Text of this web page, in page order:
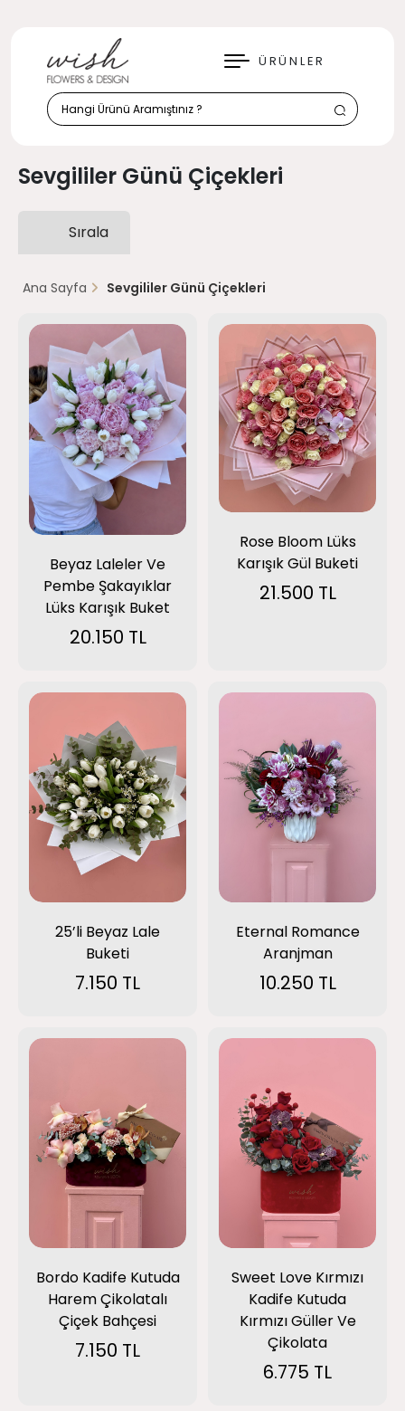
ÜRÜNLER
KAPAT
Sevgililer Günü Çiçekleri
Sırala
Ana Sayfa Sevgililer Günü Çiçekleri
Beyaz Laleler Ve
Pembe Şakayıklar
Lüks Karışık Buket
20.150 TL
Rose Bloom Lüks
Karışık Gül Buketi
21.500 TL
25’li Beyaz Lale
Buketi
7.150 TL
Eternal Romance
Aranjman
10.250 TL
Bordo Kadife Kutuda
Harem Çikolatalı
Çiçek Bahçesi
7.150 TL
Sweet Love Kırmızı
Kadife Kutuda
Kırmızı Güller Ve
Çikolata
6.775 TL